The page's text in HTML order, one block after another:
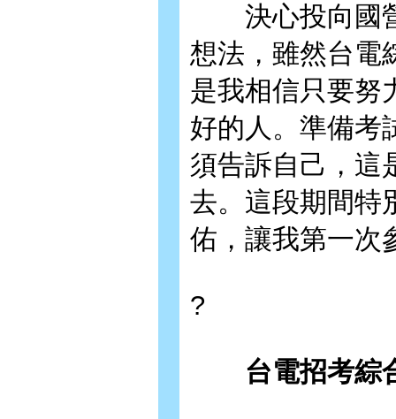
決心投向國營
想法，雖然台電
是我相信只要努
好的人。準備考
須告訴自己，這
去。這段期間特
佑，讓我第一次
?
台電招考綜